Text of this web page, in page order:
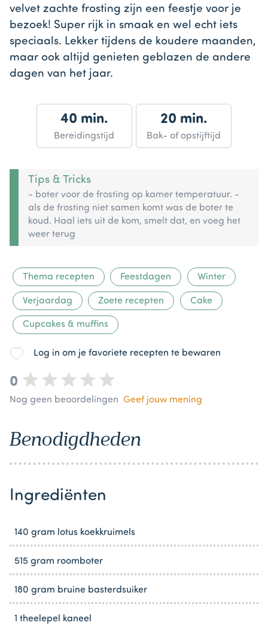
velvet zachte frosting zijn een feestje voor je
bezoek! Super rijk in smaak en wel echt iets
speciaals. Lekker tijdens de koudere maanden,
maar ook altijd genieten geblazen de andere
dagen van het jaar.
40 min.
Bereidingstijd
20 min.
Bak- of opstijftijd
Tips & Tricks
- boter voor de frosting op kamer temperatuur. -
als de frosting niet samen komt was de boter te
koud. Haal iets uit de kom, smelt dat, en voeg het
weer terug
Thema recepten Feestdagen Winter
Verjaardag Zoete recepten Cake
Cupcakes & muffins
Log in om je favoriete recepten te bewaren
0
Nog geen beoordelingen Geef jouw mening
Benodigdheden
Ingrediënten
140 gram lotus koekkruimels
515 gram roomboter
180 gram bruine basterdsuiker
1 theelepel kaneel